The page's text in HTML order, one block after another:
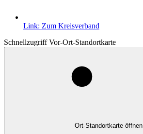
Link: Zum Kreisverband
Schnellzugriff Vor-Ort-Standortkarte
Ort-Standortkarte öffnen